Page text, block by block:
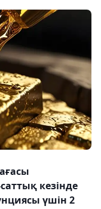
кезінде
үшін 2